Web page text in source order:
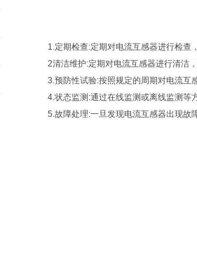
1.定期检查:定期对电流互感器进行检查
2清洁维护:定期对电流互感器进行清洁
3.预防性试验:按照规定的周期对电流互
4.状态监测:通过在线监测或离线监测等
5.故障处理:一旦发现电流互感器出现故